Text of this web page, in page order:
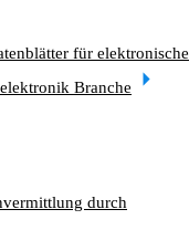
für elektronische
Branche
durch